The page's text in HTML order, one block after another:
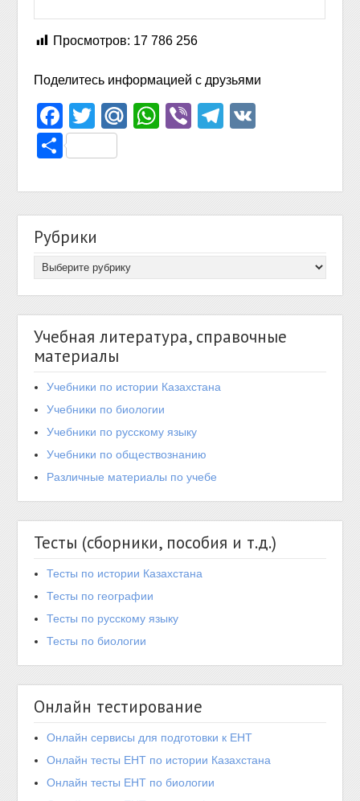
Просмотров: 17 786 256
Поделитесь информацией с друзьями
Facebook
TwitterMail.Ru
WhatsApp
ViberTelegram
Отправить
Рубрики
Учебная литература, справочные
материалы
Учебники по истории Казахстана
Учебники по биологии
Учебники по русскому языку
Учебники по обществознанию
Различные материалы по учебе
Тесты (сборники, пособия и т.д.)
Тесты по истории Казахстана
Тесты по географии
Тесты по русскому языку
Тесты по биологии
Онлайн тестирование
Онлайн сервисы для подготовки к ЕНТ
Онлайн тесты ЕНТ по истории Казахстана
Онлайн тесты ЕНТ по биологии